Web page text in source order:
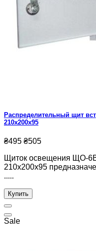
Распределительный щит
210x200x95
₴495 ₴505
Щиток освещения ЩО-
210x200x95
.....
Купить
Sale